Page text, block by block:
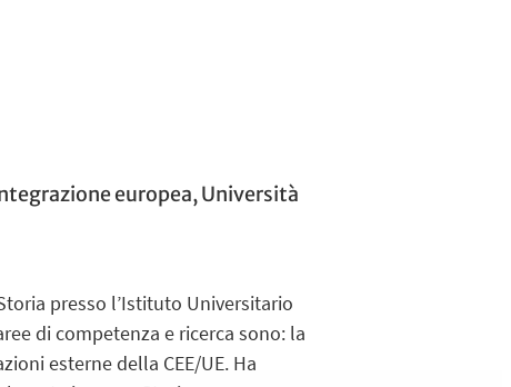
europea, Università
presso l’Istituto Universitario
di competenza e ricerca sono: la
esterne della CEE/UE. Ha